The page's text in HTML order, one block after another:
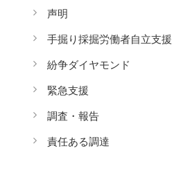
声明
手掘り採掘労働者自立支援
紛争ダイヤモンド
緊急支援
調査・報告
責任ある調達